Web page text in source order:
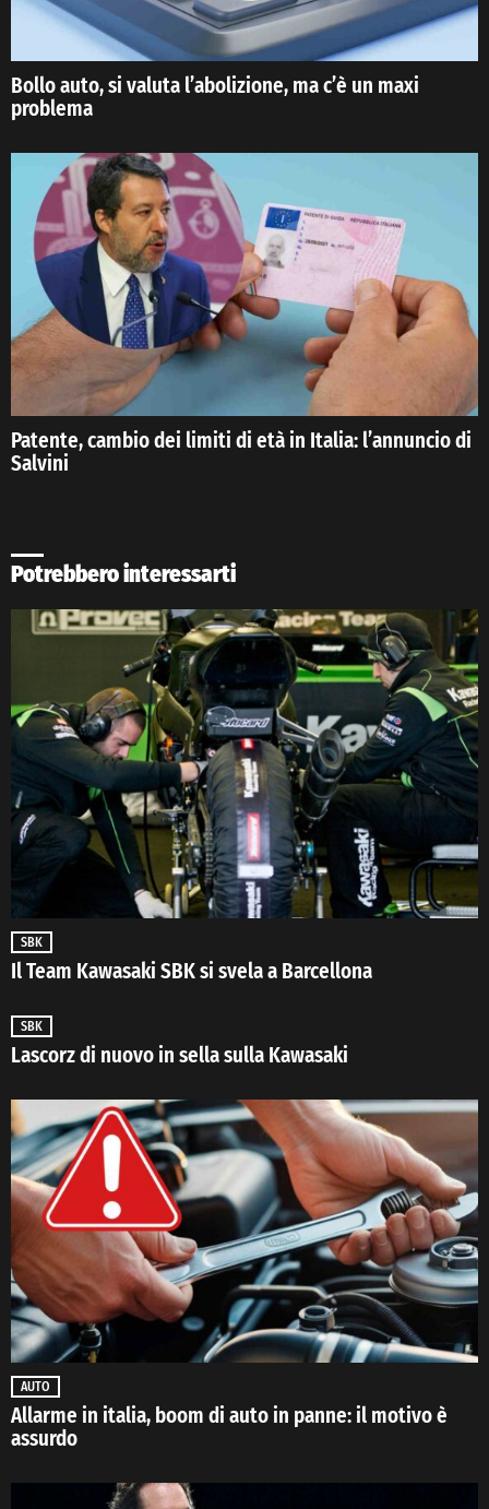
Bollo auto, si valuta l’abolizione, ma c’è un maxi
problema
Patente, cambio dei limiti di età in Italia: l’annuncio di
Salvini
Potrebbero interessarti
SBK
Il Team Kawasaki SBK si svela a Barcellona
SBK
Lascorz di nuovo in sella sulla Kawasaki
AUTO
Allarme in italia, boom di auto in panne: il motivo è
assurdo